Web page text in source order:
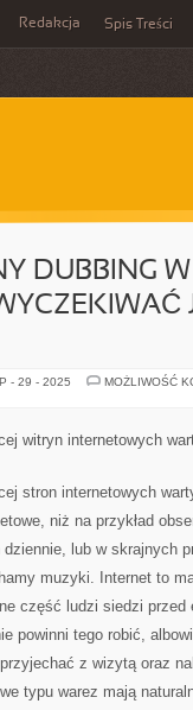
Redakcja Spis Treści
DUBBING
- 29 - 2025
MOŻLIWOŚĆ
witryn internetowych
stron internetowych
niż na przykład
lub w skrajnych
muzyki. Internet to
część ludzi siedzi przed
powinni tego robić,
z wizytą oraz
typu warez mają